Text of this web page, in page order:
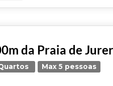
da Praia de
Max 5 pessoas